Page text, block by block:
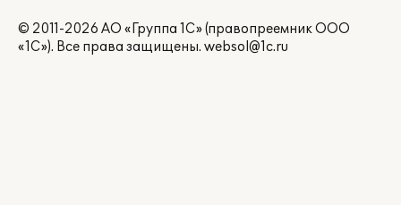
© 2011-2026 АО «Группа 1С» (правопреемник ООО
«1С»). Все права защищены. websol@1c.ru